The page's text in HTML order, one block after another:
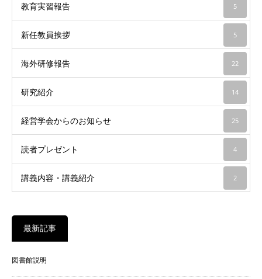
教育実習報告 5
新任教員挨拶 5
海外研修報告 22
研究紹介 14
経営学会からのお知らせ 25
読者プレゼント 4
講義内容・講義紹介 2
最新記事
図書館説明